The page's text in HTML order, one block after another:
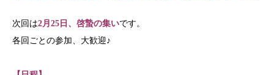
次回は2月25日、啓蟄の集いです。
各回ごとの参加、大歓迎♪